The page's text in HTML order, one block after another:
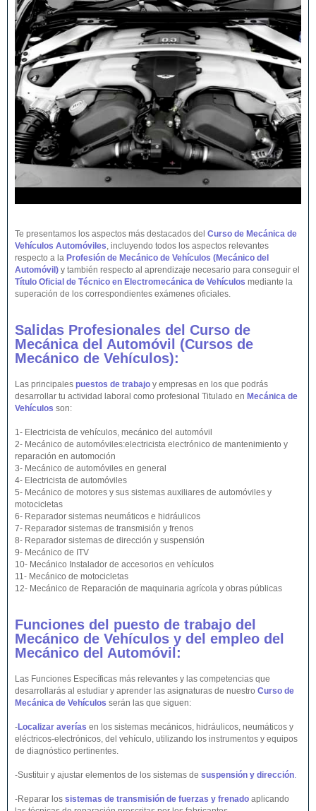
Te presentamos los aspectos más destacados del Curso de Mecánica de
Vehículos Automóviles, incluyendo todos los aspectos relevantes
respecto a la Profesión de Mecánico de Vehículos (Mecánico del
Automóvil) y también respecto al aprendizaje necesario para conseguir el
Título Oficial de Técnico en Electromecánica de Vehículos mediante la
superación de los correspondientes exámenes oficiales.
Salidas Profesionales del Curso de
Mecánica del Automóvil (Cursos de
Mecánico de Vehículos):
Las principales puestos de trabajo y empresas en los que podrás
desarrollar tu actividad laboral como profesional Titulado en Mecánica de
Vehículos son:
1- Electricista de vehículos, mecánico del automóvil
2- Mecánico de automóviles:electricista electrónico de mantenimiento y
reparación en automoción
3- Mecánico de automóviles en general
4- Electricista de automóviles
5- Mecánico de motores y sus sistemas auxiliares de automóviles y
motocicletas
6- Reparador sistemas neumáticos e hidráulicos
7- Reparador sistemas de transmisión y frenos
8- Reparador sistemas de dirección y suspensión
9- Mecánico de ITV
10- Mecánico Instalador de accesorios en vehículos
11- Mecánico de motocicletas
12- Mecánico de Reparación de maquinaria agrícola y obras públicas
Funciones del puesto de trabajo del
Mecánico de Vehículos y del empleo del
Mecánico del Automóvil:
Las Funciones Específicas más relevantes y las competencias que
desarrollarás al estudiar y aprender las asignaturas de nuestro Curso de
Mecánica de Vehículos serán las que siguen:
-Localizar averías en los sistemas mecánicos, hidráulicos, neumáticos y
eléctricos-electrónicos, del vehículo, utilizando los instrumentos y equipos
de diagnóstico pertinentes.
-Sustituir y ajustar elementos de los sistemas de suspensión y dirección.
-Reparar los sistemas de transmisión de fuerzas y frenado aplicando